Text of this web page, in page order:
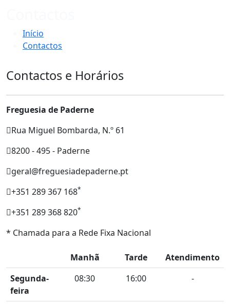
Início
Contactos
Contactos e Horários
Freguesia de Paderne
Rua Miguel Bombarda, N.º 61
8200 - 495 - Paderne
geral@freguesiadepaderne.pt
+351 289 367 168*
+351 289 368 820*
* Chamada para a Rede Fixa Nacional
Manhã Tarde
Atendimento
Segunda-
feira
08:30 16:00 -